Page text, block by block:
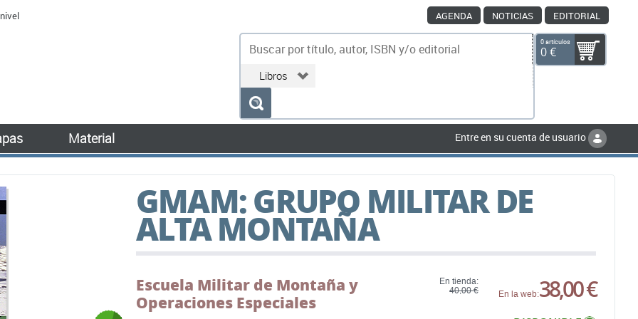
AGENDA NOTICIAS EDITORIAL
0 artículos
0 €
Material Entre en su cuenta de usuario
GMAM: GRUPO MILITAR DE
ALTA MONTAÑA
Escuela Militar de Montaña y
Operaciones Especiales
En tienda:
40,00 €
En la web:38,00 €